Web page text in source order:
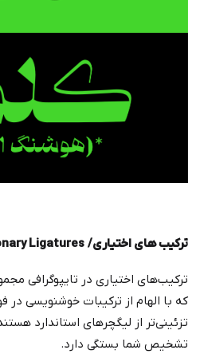
ترکیب های اختیاری/ Ligatures
ترکیب‌های اختیاری در تایپوگرافی
که با الهام از ترکیبات خوشنویسی در
تزئینی‌تر از لیگچرهای استاندارد
تشخیص شما بستگی دارد.